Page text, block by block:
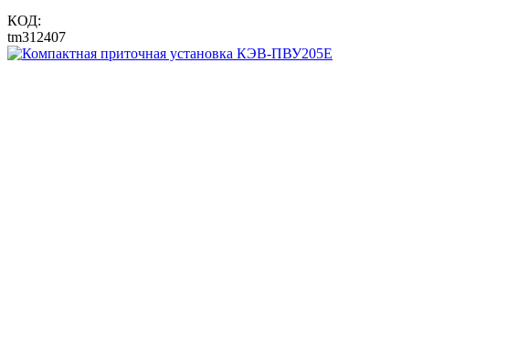
КОД:
tm312407